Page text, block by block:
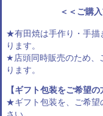
＜＜ご購
★有田焼は手作り・手描
ります。
★店頭同時販売のため、
ります。
【ギフト包装をご希望の
★ギフト包装を、ご希望